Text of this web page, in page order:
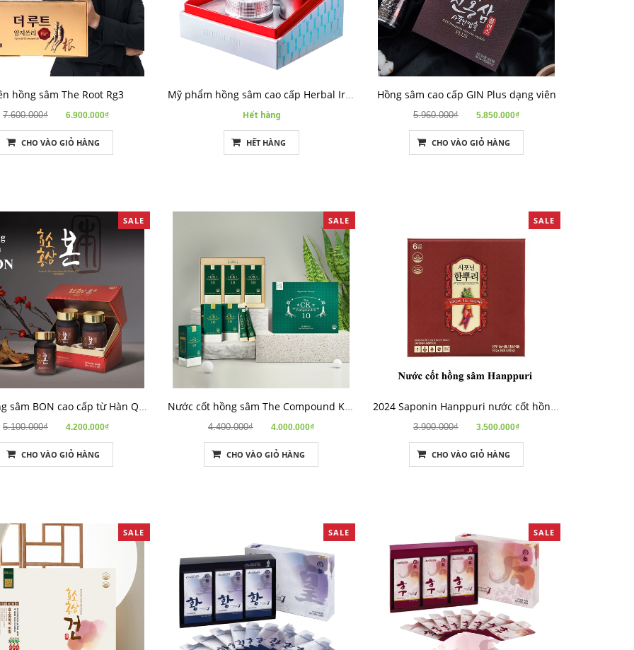
hồng sâm The Root Rg3
7.600.000₫ 6.900.000₫
CHO VÀO GIỎ HÀNG
Mỹ phẩm hồng sâm cao cấp Herbal Iron
Hết hàng
HẾT HÀNG
Hồng sâm cao cấp GIN Plus dạng viên
5.960.000₫ 5.850.000₫
CHO VÀO GIỎ HÀNG
SALE
Cao hồng sâm BON cao cấp từ Hàn Quốc
5.100.000₫ 4.200.000₫
CHO VÀO GIỎ HÀNG
SALE
Nước cốt hồng sâm The Compound K 10
4.400.000₫ 4.000.000₫
CHO VÀO GIỎ HÀNG
SALE
2024 Saponin Hanppuri nước cốt hồng sâm
3.900.000₫ 3.500.000₫
CHO VÀO GIỎ HÀNG
SALE SALE SALE